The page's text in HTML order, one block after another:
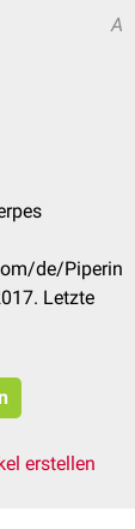
A
de/Piperin
Letzte
erstellen